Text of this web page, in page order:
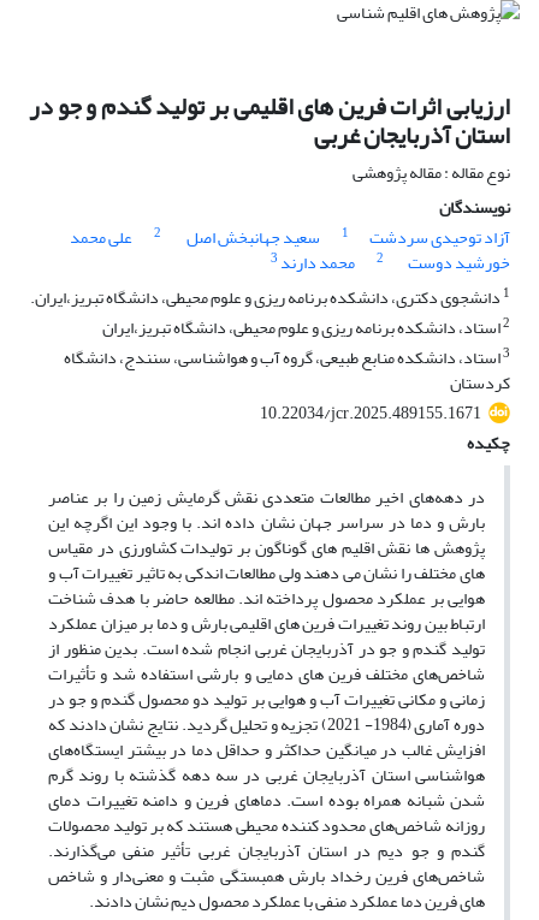
ارزیابی اثرات فرین های اقلیمی بر تولید گندم و جو در
استان آذربایجان غربی
نوع مقاله : مقاله پژوهشی
نویسندگان
آزاد توحیدی سردشت
1 سعید جهانبخش اصل 2 علی محمد
خورشید دوست 2 محمد دارند 3
1 دانشجوی دکتری، دانشکده برنامه ریزی و علوم محیطی، دانشگاه تبریز،ایران.
2استاد، دانشکده برنامه ریزی و علوم محیطی، دانشگاه تبریز،ایران
3استاد، دانشکده منابع طبیعی، گروه آب و هواشناسی، سنندج، دانشگاه
کردستان
10.22034/jcr.2025.489155.1671
چکیده
در دهه‌های اخیر مطالعات متعددی نقش گرمایش زمین را بر عناصر
بارش و دما در سراسر جهان نشان داده اند. با وجود این اگرچه این
پژوهش ها نقش اقلیم های گوناگون بر تولیدات کشاورزی در مقیاس
های مختلف را نشان می دهند ولی مطالعات اندکی به تاثیر تغییرات آب و
هوایی بر عملکرد محصول پرداخته اند. مطالعه حاضر با هدف شناخت
ارتباط بین روند تغییرات فرین های اقلیمی بارش و دما بر میزان عملکرد
تولید گندم و جو در آذربایجان غربی انجام شده است. بدین منظور از
شاخص‌های مختلف فرین های دمایی و بارشی استفاده شد و تأثیرات
زمانی و مکانی تغییرات آب و هوایی بر تولید دو محصول گندم و جو در
دوره آماری (1984- 2021) تجزیه و تحلیل گردید. نتایج نشان دادند که
افزایش غالب در میانگین حداکثر و حداقل دما در بیشتر ایستگاه‌های
هواشناسی استان آذربایجان غربی در سه دهه گذشته با روند گرم
شدن شبانه همراه بوده است. دماهای فرین و دامنه تغییرات دمای
روزانه شاخص‌های محدود کننده محیطی هستند که بر تولید محصولات
گندم و جو دیم در استان آذربایجان غربی تأثیر منفی می‌گذارند.
شاخص‌های فرین رخداد بارش همبستگی مثبت و معنی‌دار و شاخص
های فرین دما عملکرد منفی با عملکرد محصول دیم نشان دادند.